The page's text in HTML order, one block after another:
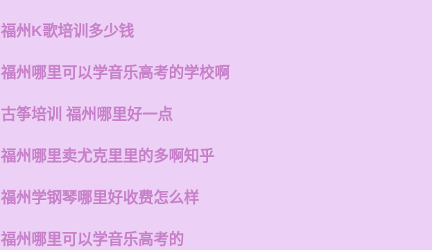
福州K歌培训多少钱
福州哪里可以学音乐高考的学校啊
古筝培训 福州哪里好一点
福州哪里卖尤克里里的多啊知乎
福州学钢琴哪里好收费怎么样
福州哪里可以学音乐高考的